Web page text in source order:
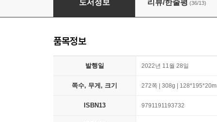
도서정보 리뷰/한줄평 (36/13)
품목정보
발행일 2022년 11월 28일
쪽수, 무게, 크기 272쪽 | 308g |
ISBN13 9791191193732